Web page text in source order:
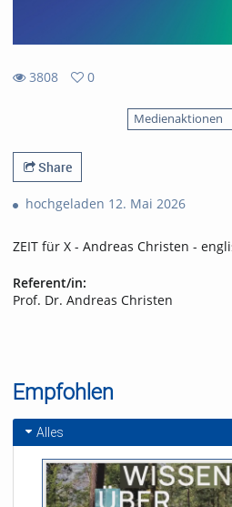
3808
0
Medienaktionen
Share
hochgeladen 12. Mai 2026
ZEIT für X - Andreas Christen -
Referent/in:
Prof. Dr. Andreas Christen
Empfohlen
Alles